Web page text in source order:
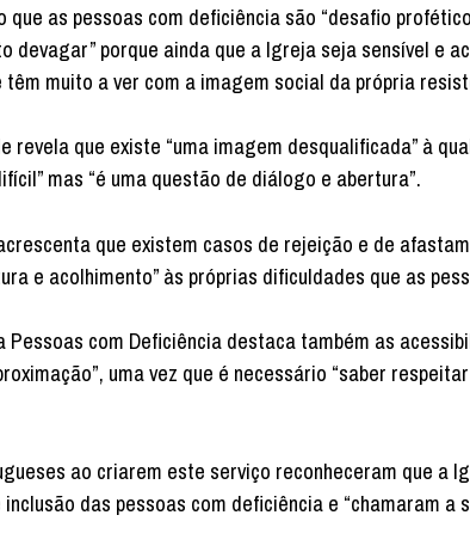
as pessoas com deficiência são “desafio
devagar” porque ainda que a Igreja seja sensível e
muito a ver com a imagem social da própria
revela que existe “uma imagem desqualificada” à
mas “é uma questão de diálogo e abertura”.
que existem casos de rejeição e de
e acolhimento” às próprias dificuldades que as
com Deficiência destaca também as
uma vez que é necessário “saber
ao criarem este serviço reconheceram que a
das pessoas com deficiência e “chamaram a